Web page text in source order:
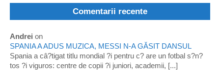
Comentarii recente
Andrei on
SPANIA A ADUS MUZICA, MESSI N-A GĂSIT DANSUL
Spania a câ?tigat titlu mondial ?i pentru c? are un fotbal s?n?
tos ?i viguros: centre de copii ?i juniori, academii, [...]